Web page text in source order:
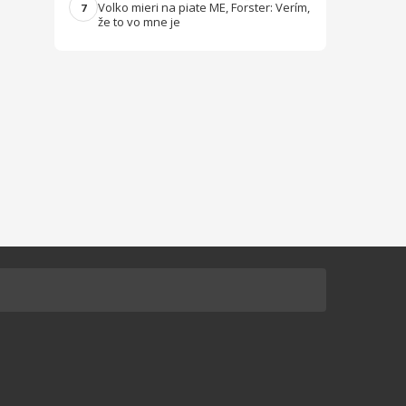
7
Volko mieri na piate ME, Forster: Verím,
že to vo mne je